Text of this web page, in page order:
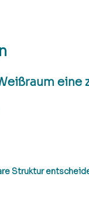
eine
Struktur